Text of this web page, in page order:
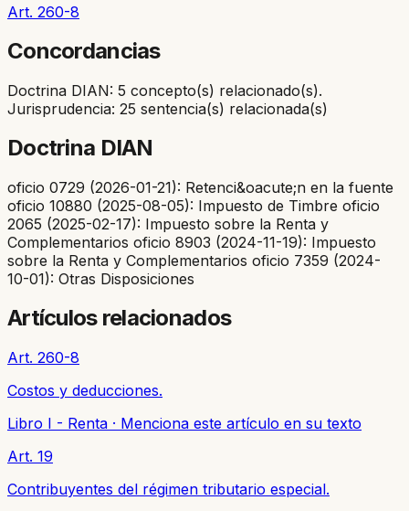
Art. 260-8
Concordancias
Doctrina DIAN: 5 concepto(s) relacionado(s).
Jurisprudencia: 25 sentencia(s) relacionada(s)
Doctrina DIAN
oficio 0729 (2026-01-21): Retenci&oacute;n en la fuente
oficio 10880 (2025-08-05): Impuesto de Timbre oficio
2065 (2025-02-17): Impuesto sobre la Renta y
Complementarios oficio 8903 (2024-11-19): Impuesto
sobre la Renta y Complementarios oficio 7359 (2024-
10-01): Otras Disposiciones
Artículos relacionados
Art. 260-8
Costos y deducciones.
Libro I - Renta · Menciona este artículo en su texto
Art. 19
Contribuyentes del régimen tributario especial.